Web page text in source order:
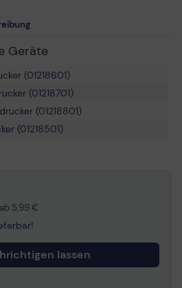
Geräte
(01218601)
(01218701)
(01218801)
(01218501)
ab 5,99 €
lassen